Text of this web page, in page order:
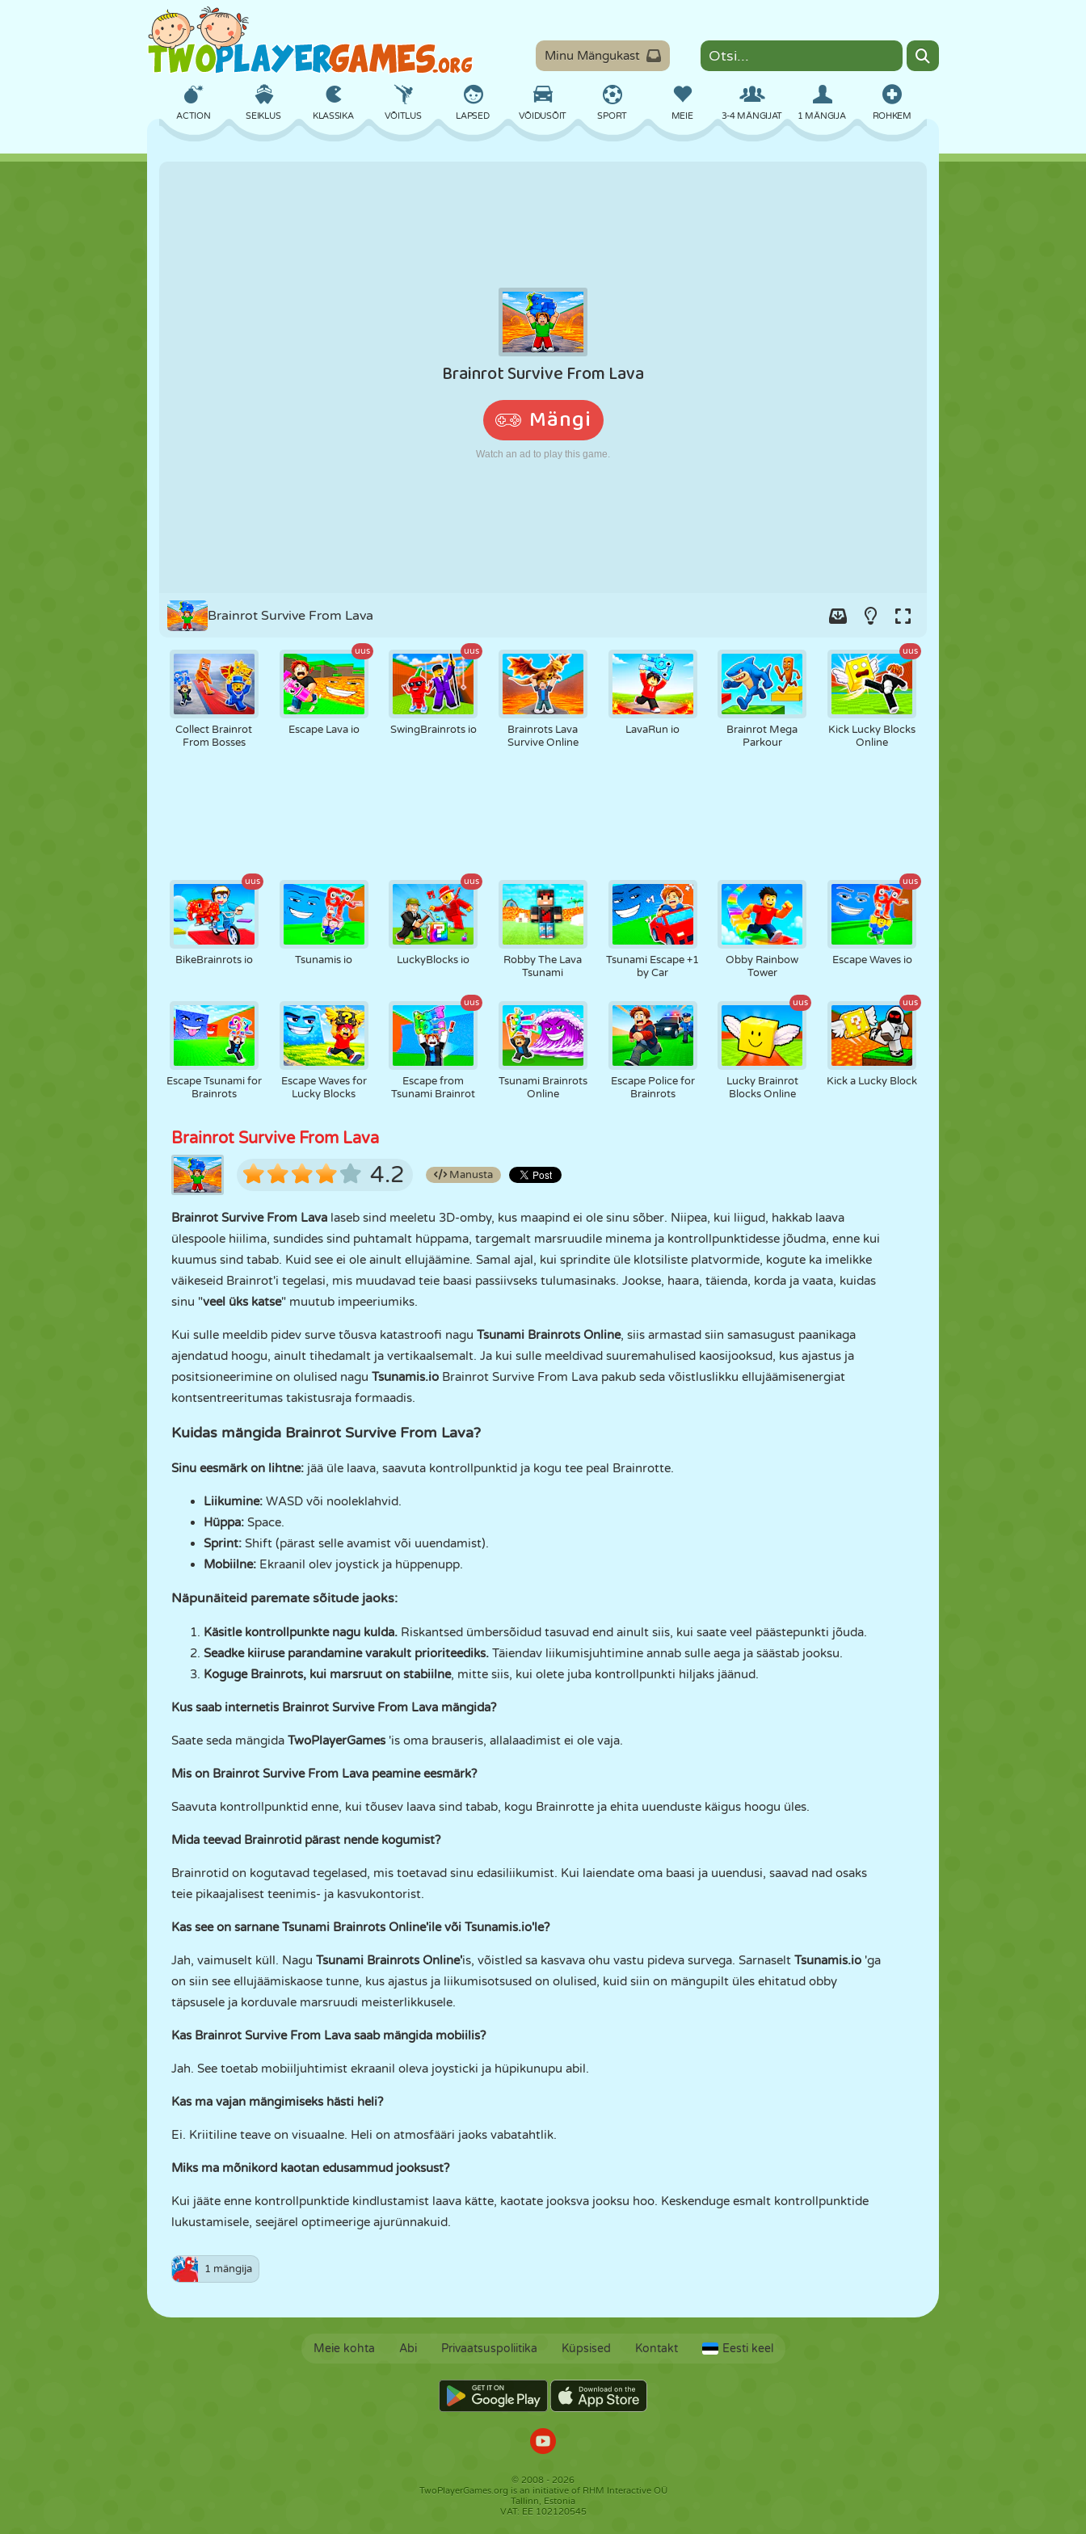
Minu Mängukast
ROHKEM
ACTION SEIKLUS KLASSIKA VÕITLUS LAPSED VÕIDUSÕIT SPORT MEIE 3-4 MÄNGIJAT 1 MÄNGIJA
KOLETISED MOOTORRATAS
ROBOT JOOKSMINE KOOL
TRULL
Brainrot Survive From Lava
Collect Brainrot
From Bosses
uus
Escape Lava io
uus
SwingBrainrots io
Brainrots Lava
Survive Online
LavaRun io
Brainrot Mega
Parkour
uus
Kick Lucky Blocks
Online
uus
BikeBrainrots io Tsunamis io
uus
LuckyBlocks io
Robby The Lava
Tsunami
Tsunami Escape +1
by Car
Obby Rainbow
Tower
uus
Escape Waves io
Escape Tsunami for
Brainrots
Escape Waves for
Lucky Blocks
uus
Escape from
Tsunami Brainrot
Tsunami Brainrots
Online
Escape Police for
Brainrots
uus
Lucky Brainrot
Blocks Online
uus
Kick a Lucky Block
Brainrot Survive From Lava
4.2 Manusta
Brainrot Survive From Lava laseb sind meeletu 3D-omby, kus maapind ei ole sinu sõber. Niipea, kui liigud, hakkab laava
ülespoole hiilima, sundides sind puhtamalt hüppama, targemalt marsruudile minema ja kontrollpunktidesse jõudma, enne kui
kuumus sind tabab. Kuid see ei ole ainult ellujäämine. Samal ajal, kui sprindite üle klotsiliste platvormide, kogute ka imelikke
väikeseid Brainrot'i tegelasi, mis muudavad teie baasi passiivseks tulumasinaks. Jookse, haara, täienda, korda ja vaata, kuidas
sinu "veel üks katse" muutub impeeriumiks.
Kui sulle meeldib pidev surve tõusva katastroofi nagu Tsunami Brainrots Online, siis armastad siin samasugust paanikaga
ajendatud hoogu, ainult tihedamalt ja vertikaalsemalt. Ja kui sulle meeldivad suuremahulised kaosijooksud, kus ajastus ja
positsioneerimine on olulised nagu Tsunamis.io Brainrot Survive From Lava pakub seda võistluslikku ellujäämisenergiat
kontsentreeritumas takistusraja formaadis.
Kuidas mängida Brainrot Survive From Lava?
Sinu eesmärk on lihtne: jää üle laava, saavuta kontrollpunktid ja kogu tee peal Brainrotte.
Liikumine: WASD või nooleklahvid.
Hüppa: Space.
Sprint: Shift (pärast selle avamist või uuendamist).
Mobiilne: Ekraanil olev joystick ja hüppenupp.
Näpunäiteid paremate sõitude jaoks:
Käsitle kontrollpunkte nagu kulda. Riskantsed ümbersõidud tasuvad end ainult siis, kui saate veel päästepunkti jõuda.
Seadke kiiruse parandamine varakult prioriteediks. Täiendav liikumisjuhtimine annab sulle aega ja säästab jooksu.
Koguge Brainrots, kui marsruut on stabiilne, mitte siis, kui olete juba kontrollpunkti hiljaks jäänud.
Kus saab internetis Brainrot Survive From Lava mängida?
Saate seda mängida TwoPlayerGames'is oma brauseris, allalaadimist ei ole vaja.
Mis on Brainrot Survive From Lava peamine eesmärk?
Saavuta kontrollpunktid enne, kui tõusev laava sind tabab, kogu Brainrotte ja ehita uuenduste käigus hoogu üles.
Mida teevad Brainrotid pärast nende kogumist?
Brainrotid on kogutavad tegelased, mis toetavad sinu edasiliikumist. Kui laiendate oma baasi ja uuendusi, saavad nad osaks
teie pikaajalisest teenimis- ja kasvukontorist.
Kas see on sarnane Tsunami Brainrots Online'ile või Tsunamis.io'le?
Jah, vaimuselt küll. Nagu Tsunami Brainrots Online'is, võistled sa kasvava ohu vastu pideva survega. Sarnaselt Tsunamis.io 'ga
on siin see ellujäämiskaose tunne, kus ajastus ja liikumisotsused on olulised, kuid siin on mängupilt üles ehitatud obby
täpsusele ja korduvale marsruudi meisterlikkusele.
Kas Brainrot Survive From Lava saab mängida mobiilis?
Jah. See toetab mobiiljuhtimist ekraanil oleva joysticki ja hüpikunupu abil.
Kas ma vajan mängimiseks hästi heli?
Ei. Kriitiline teave on visuaalne. Heli on atmosfääri jaoks vabatahtlik.
Miks ma mõnikord kaotan edusammud jooksust?
Kui jääte enne kontrollpunktide kindlustamist laava kätte, kaotate jooksva jooksu hoo. Keskenduge esmalt kontrollpunktide
lukustamisele, seejärel optimeerige ajurünnakuid.
1 mängija
Meie kohta Abi Privaatsuspoliitika Küpsised Kontakt Eesti keel
© 2008 - 2026
TwoPlayerGames.org is an initiative of RHM Interactive OÜ
Tallinn, Estonia
VAT: EE 102120545